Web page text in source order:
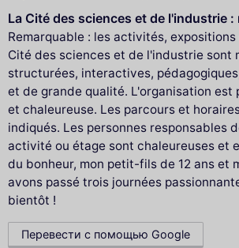
La Cité des sciences et de l'industrie :
Remarquable : les activités,
Cité des sciences et de l'industrie sont
structurées, interactives,
et de grande qualité. L'organisation
et chaleureuse. Les parcours et
indiqués. Les personnes responsables
activité ou étage sont chaleureuses et
du bonheur, mon petit-fils de 12 ans et
avons passé trois journées
bientôt !
Перевести с помощью Google